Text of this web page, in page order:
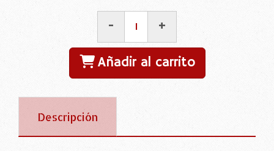
- +
Añadir al carrito
Descripción